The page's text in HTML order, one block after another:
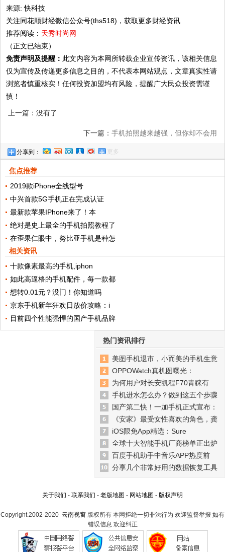
来源: 快科技
关注同花顺财经微信公众号(ths518)，获取更多财经资讯
推荐阅读： 天秀时尚网
（正文已结束）
免责声明及提醒： 此文内容为本网所转载企业宣传资讯，该相关信息
仅为宣传及传递更多信息之目的，不代表本网站观点，文章真实性请
浏览者慎重核实！任何投资加盟均有风险，提醒广大民众投资需谨
慎！
上一篇：没有了
下一篇： 手机拍照越来越强，但你却不会用
分享到： 更多
焦点推荐
2019款iPhone全线型号
中兴首款5G手机正在完成认证
最新款苹果IPhone来了！本
绝对是史上最全的手机拍照教程了
在歪果仁眼中，努比亚手机是种怎
相关资讯
十款像素最高的手机,iphon
如此高逼格的手机配件，每一款都
想转0.01元？没门！你知道吗
京东手机新年狂欢日放价攻略：i
目前四个性能强悍的国产手机品牌
热门资讯排行
美图手机退市，小而美的手机生意
OPPOWatch真机图曝光：
为何用户对长安凯程F70青睐有
手机进水怎么办？做到这五个步骤
国产第二快！一加手机正式宣布：
《安家》最受女性喜欢的角色，龚
iOS限免App精选：Sure
全球十大智能手机厂商榜单正出炉
百度手机助手中音乐APP热度前
分享几个非常好用的数据恢复工具
关于我们 - 联系我们 - 老版地图 - 网站地图 - 版权声明
Copyright.2002-2020 云南视窗 版权所有 本网拒绝一切非法行为 欢迎监督举报 如有
错误信息 欢迎纠正